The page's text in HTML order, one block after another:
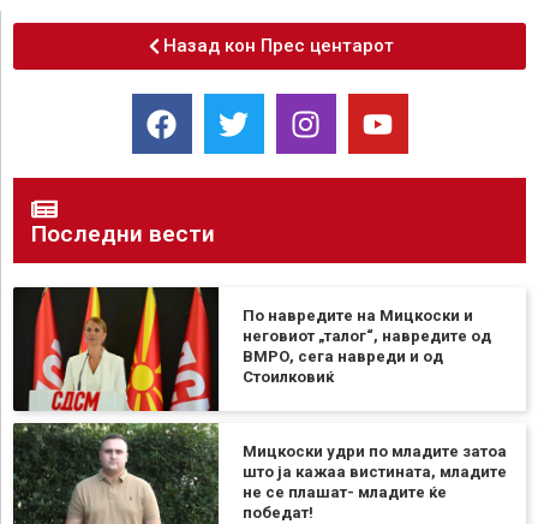
Назад кон Прес центарот
Последни вести
По навредите на Мицкоски и
неговиот „талог“, навредите од
ВМРО, сега навреди и од
Стоилковиќ
Мицкоски удри по младите затоа
што ја кажаа вистината, младите
не се плашат- младите ќе
победат!